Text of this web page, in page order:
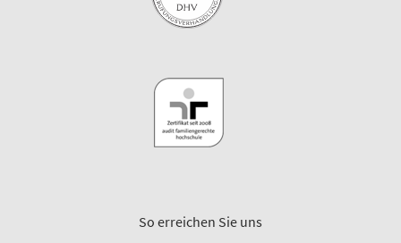
So erreichen Sie uns